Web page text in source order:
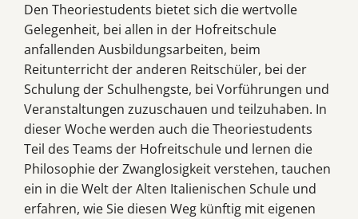
Den Theoriestudents bietet sich die wertvolle
Gelegenheit, bei allen in der Hofreitschule
anfallenden Ausbildungsarbeiten, beim
Reitunterricht der anderen Reitschüler, bei der
Schulung der Schulhengste, bei Vorführungen und
Veranstaltungen zuzuschauen und teilzuhaben. In
dieser Woche werden auch die Theoriestudents
Teil des Teams der Hofreitschule und lernen die
Philosophie der Zwanglosigkeit verstehen, tauchen
ein in die Welt der Alten Italienischen Schule und
erfahren, wie Sie diesen Weg künftig mit eigenen